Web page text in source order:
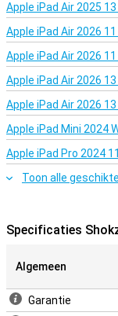
Heldere
Dankzij de wind- en
Shokz OpenRun Pro
winderige
geschikt voor het
sporten of onderweg.
Apple iPad Air 2025 13
Apple iPad Air 2026 11
Apple iPad Air 2026 11
Apple iPad Air 2026 13
Apple iPad Air 2026 13
Apple iPad Mini 2024
Apple iPad Pro 2024
Toon alle
Specificaties
Algemeen
Garantie